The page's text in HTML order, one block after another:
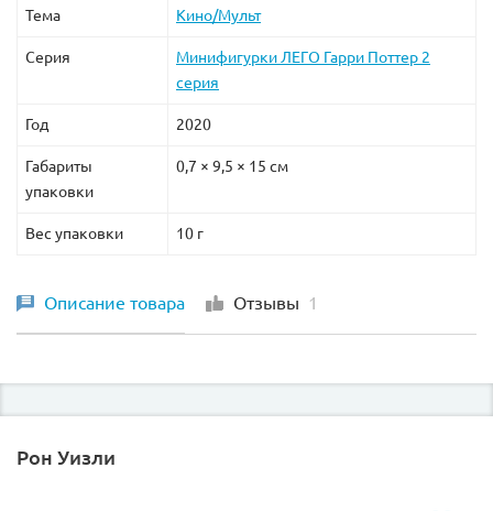
Тема Кино/Мульт
Серия
Минифигурки ЛЕГО Гарри Поттер 2
серия
Год 2020
Габариты
упаковки
0,7 × 9,5 × 15 см
Вес упаковки 10 г
Описание товара Отзывы 1
Рон Уизли